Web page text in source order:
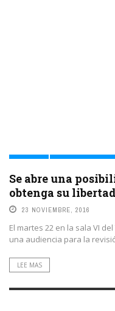
Se abre una
obtenga su
23 NOVIEMBRE, 2016
El martes 22 en la sala VI
una audiencia para la
LEE MAS